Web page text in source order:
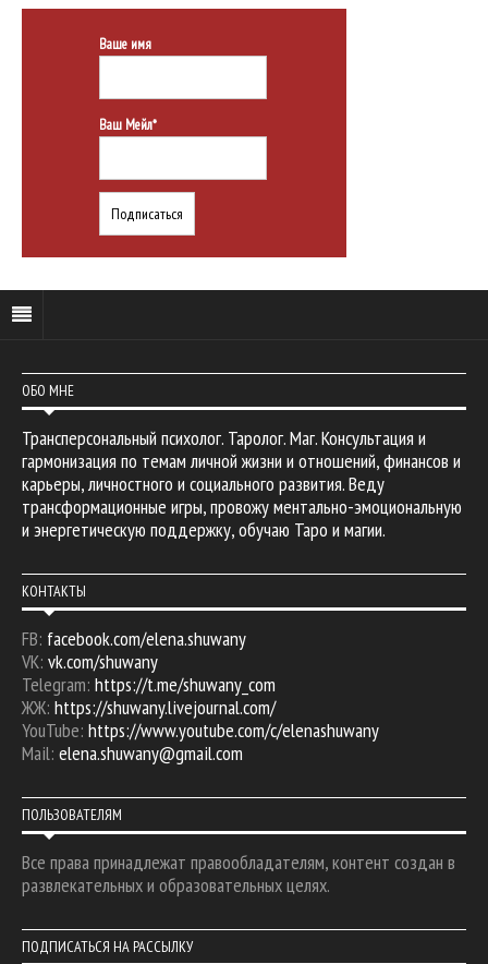
Ваше имя
Ваш Мейл*
ОБО МНЕ
Трансперсональный психолог. Таролог. Маг. Консультация и
гармонизация по темам личной жизни и отношений, финансов и
карьеры, личностного и социального развития. Веду
трансформационные игры, провожу ментально-эмоциональную
и энергетическую поддержку, обучаю Таро и магии.
КОНТАКТЫ
FB: facebook.com/elena.shuwany
VK: vk.com/shuwany
Telegram: https://t.me/shuwany_com
ЖЖ: https://shuwany.livejournal.com/
YouTube: https://www.youtube.com/c/elenashuwany
Mail: elena.shuwany@gmail.com
ПОЛЬЗОВАТЕЛЯМ
Все права принадлежат правообладателям, контент создан в
развлекательных и образовательных целях.
ПОДПИСАТЬСЯ НА РАССЫЛКУ